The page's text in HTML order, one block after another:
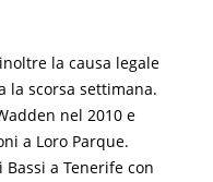
la causa legale
la scorsa settimana.
nel 2010 e
a Loro Parque.
a Tenerife con